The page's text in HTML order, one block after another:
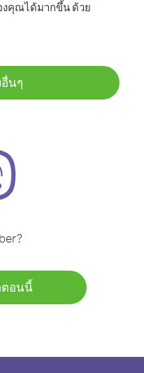
คุณได้มากขึ้น ด้วย
นๆ
อนนี้